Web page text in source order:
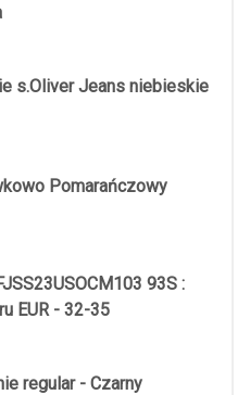
s.Oliver Jeans niebieskie
Pomarańczowy
93S :
EUR - 32-35
regular - Czarny